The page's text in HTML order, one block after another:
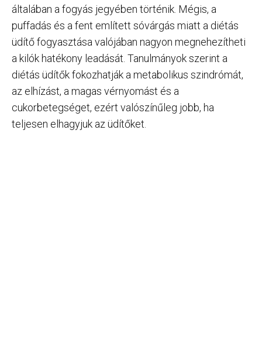
általában a fogyás jegyében történik. Mégis, a
puffadás és a fent említett sóvárgás miatt a diétás
üdítő fogyasztása valójában nagyon megnehezítheti
a kilók hatékony leadását. Tanulmányok szerint a
diétás üdítők fokozhatják a metabolikus szindrómát,
az elhízást, a magas vérnyomást és a
cukorbetegséget, ezért valószínűleg jobb, ha
teljesen elhagyjuk az üdítőket.